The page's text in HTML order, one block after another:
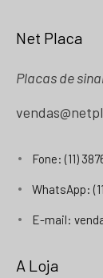
Net Placa
Placas de
Fone: (11)
WhatsApp:
E-mail:
A Loja